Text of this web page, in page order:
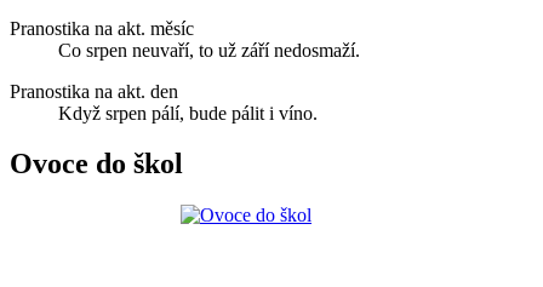
Pranostika na akt. měsíc
Co srpen neuvaří, to už září nedosmaží.
Pranostika na akt. den
Když srpen pálí, bude pálit i víno.
Ovoce do škol